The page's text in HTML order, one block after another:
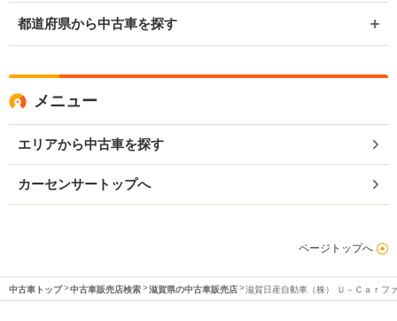
都道府県から中古車を探す
メニュー
エリアから中古車を探す
カーセンサートップへ
ページトップへ
中古車トップ 中古車販売店検索 滋賀県の中古車販売店 滋賀日産自動車（株） Ｕ－Ｃａｒフ